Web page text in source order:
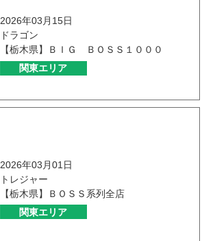
2026年03月15日
ドラゴン
【栃木県】ＢＩＧ ＢＯＳＳ１０００
関東エリア
2026年03月01日
トレジャー
【栃木県】ＢＯＳＳ系列全店
関東エリア